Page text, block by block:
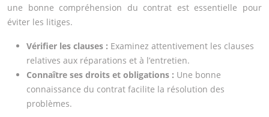
une bonne compréhension du contrat est essentielle pour
éviter les litiges.
Vérifier les clauses : Examinez attentivement les clauses
relatives aux réparations et à l’entretien.
Connaître ses droits et obligations : Une bonne
connaissance du contrat facilite la résolution des
problèmes.